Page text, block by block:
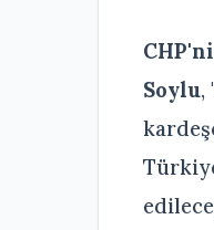
Soylu,